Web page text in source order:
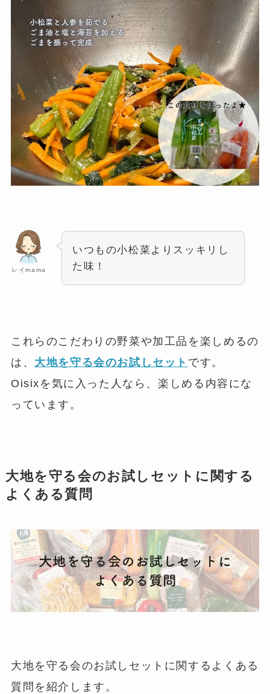
レイmama
いつもの小松菜よりスッキリし
た味！
これらのこだわりの野菜や加工品を楽しめるの
は、 大地を守る会のお試しセット です。
Oisixを気に入った人なら、楽しめる内容にな
っています。
大地を守る会のお試しセットに関する
よくある質問
大地を守る会のお試しセットに関するよくある
質問を紹介します。